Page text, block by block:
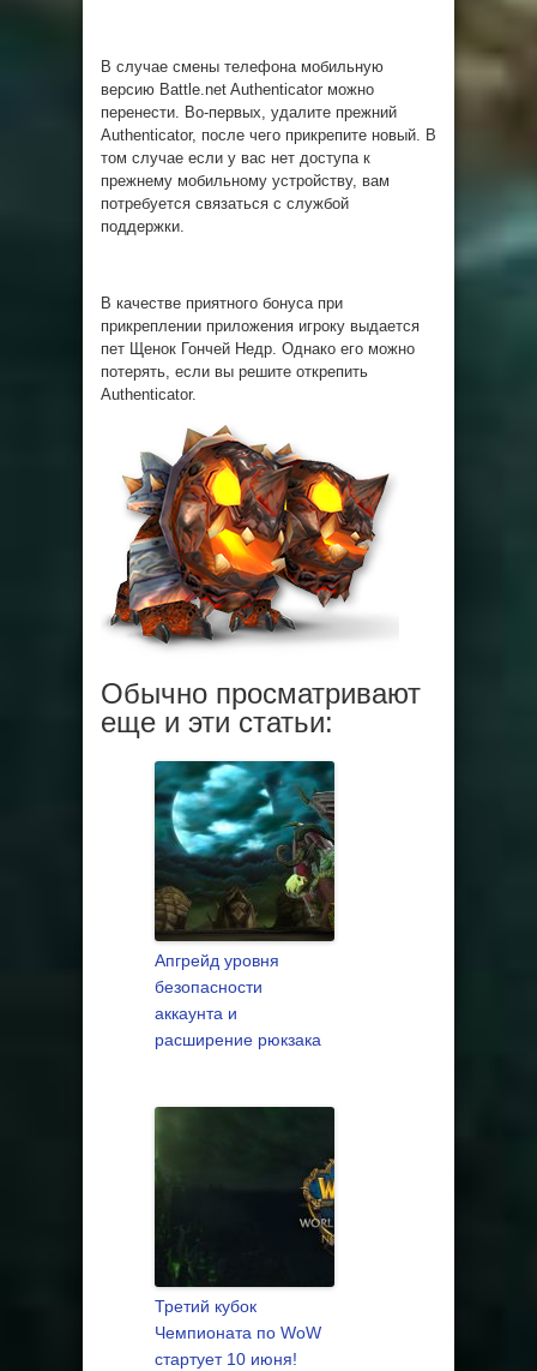
В случае смены телефона мобильную
версию Battle.net Authenticator можно
перенести. Во-первых, удалите прежний
Authenticator, после чего прикрепите новый. В
том случае если у вас нет доступа к
прежнему мобильному устройству, вам
потребуется связаться с службой
поддержки.
В качестве приятного бонуса при
прикреплении приложения игроку выдается
пет Щенок Гончей Недр. Однако его можно
потерять, если вы решите открепить
Authenticator.
Обычно просматривают
еще и эти статьи:
Апгрейд уровня
безопасности
аккаунта и
расширение рюкзака
Третий кубок
Чемпионата по WoW
стартует 10 июня!